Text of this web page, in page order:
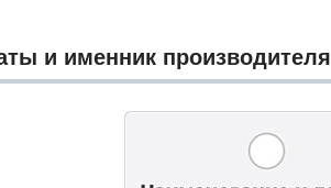
и именник производителя